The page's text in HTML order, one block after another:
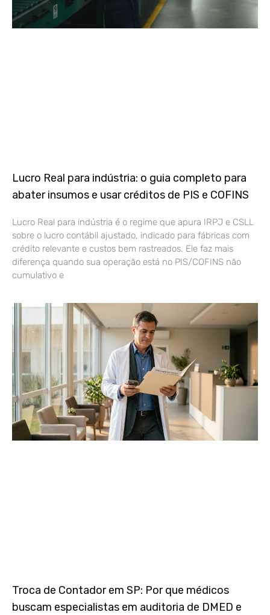
Lucro Real para indústria: o guia completo para
abater insumos e usar créditos de PIS e COFINS
Lucro Real para indústria é o regime que apura IRPJ e CSLL
sobre o lucro contábil ajustado, indicado para fábricas com
crédito relevante e custos bem rastreados. Ele faz mais
diferença quando sua operação está no PIS/COFINS não
cumulativo e
Troca de Contador em SP: Por que médicos
buscam especialistas em auditoria de DMED e